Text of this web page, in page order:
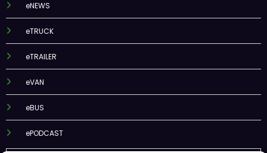
eNEWS
eTRUCK
eTRAILER
eVAN
eBUS
ePODCAST